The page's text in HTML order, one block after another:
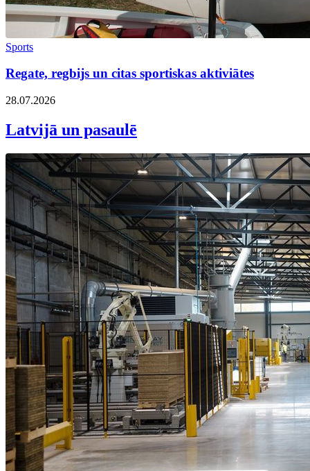
Sports
Regate, regbijs un citas sportiskas aktiviātes
28.07.2026
Latvijā un pasaulē